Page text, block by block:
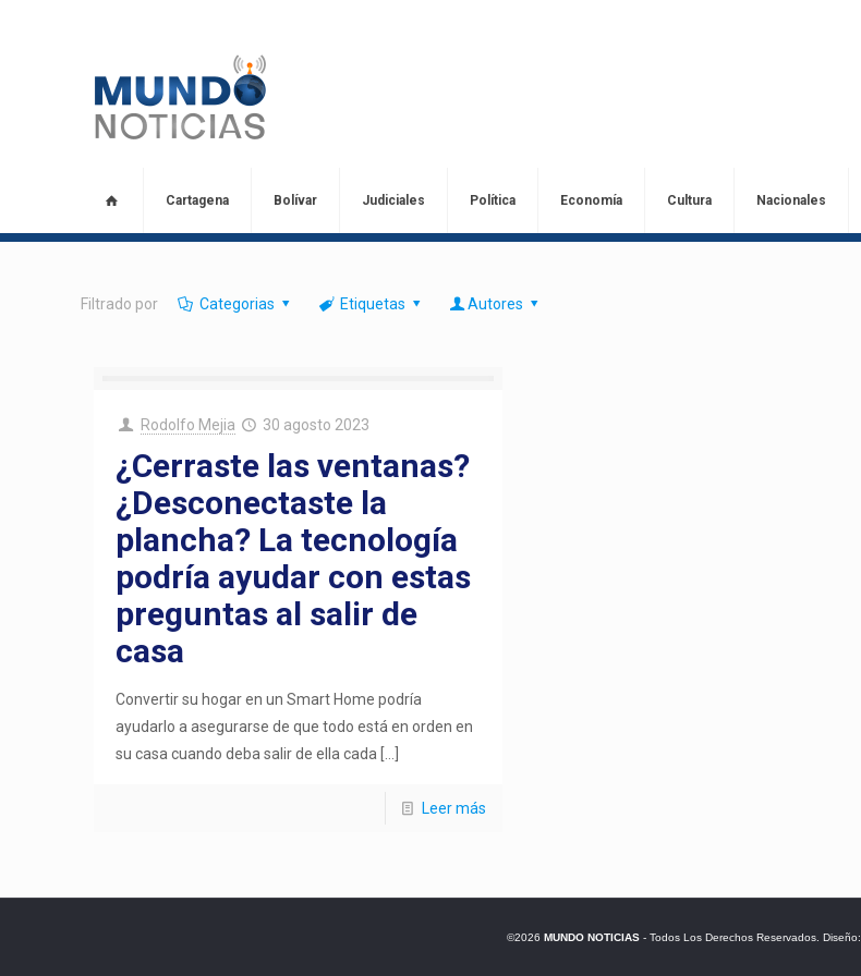
Cartagena Bolívar Judiciales Política Economía Cultura Nacionales
Filtrado por Categorias Etiquetas Autores
Rodolfo Mejia 30 agosto 2023
¿Cerraste las ventanas?
¿Desconectaste la
plancha? La tecnología
podría ayudar con estas
preguntas al salir de
casa
Convertir su hogar en un Smart Home podría
ayudarlo a asegurarse de que todo está en orden en
su casa cuando deba salir de ella cada
Leer más
©2026 MUNDO NOTICIAS- Todos Los Derechos Reservados. Diseño: